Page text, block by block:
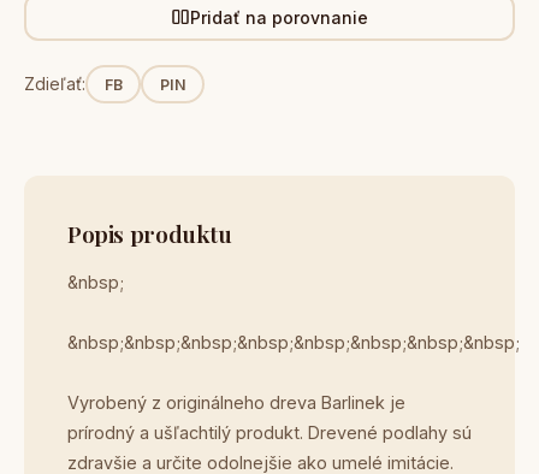
Pridať na porovnanie
Zdieľať: FB PIN
Popis produktu
&nbsp;
&nbsp;&nbsp;&nbsp;&nbsp;&nbsp;&nbsp;&nbsp;&nbsp;
Vyrobený z originálneho dreva Barlinek je
prírodný a ušľachtilý produkt. Drevené podlahy sú
zdravšie a určite odolnejšie ako umelé imitácie.